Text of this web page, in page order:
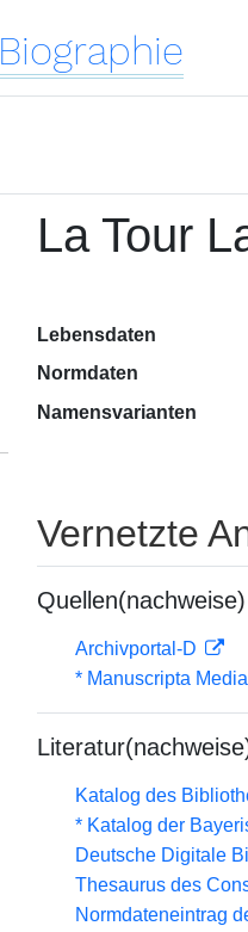
Biographie
La Tour
Lebensdaten
Normdaten
Namensvarianten
Vernetzte
Quellen(nachweise)
Archivportal-D
* Manuscripta
Katalog des
* Katalog der
Deutsche Digitale
Thesaurus des
Normdateneintrag